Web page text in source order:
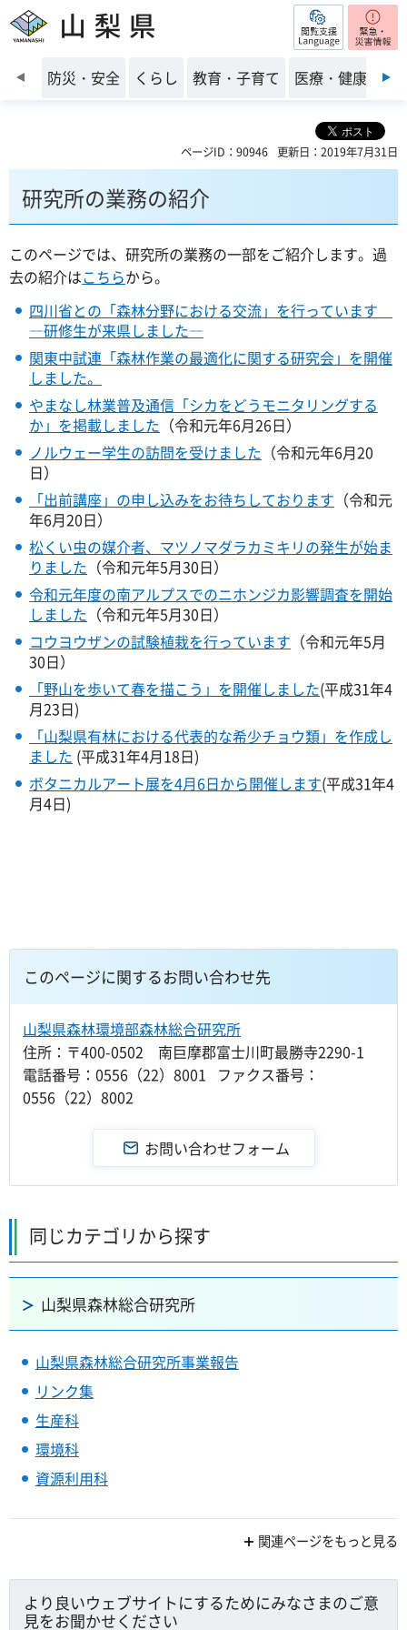
山梨県 閲覧支援
前のスライドを表示
防災・安全 くらし 教育・子育て 医療・健康・福
ページID：90946 更新日：2019年7月31日
研究所の業務の紹介
このページでは、研究所の業務の一部をご紹介します。過
去の紹介はこちらから。
四川省との「森林分野における交流」を行っています
―研修生が来県しました―
関東中試連「森林作業の最適化に関する研究会」を開催
しました。
やまなし林業普及通信「シカをどうモニタリングする
か」を掲載しました （令和元年6月26日）
ノルウェー学生の訪問を受けました （令和元年6月20
日）
「出前講座」の申し込みをお待ちしております （令和元
年6月20日）
松くい虫の媒介者、マツノマダラカミキリの発生が始ま
りました （令和元年5月30日）
令和元年度の南アルプスでのニホンジカ影響調査を開始
しました （令和元年5月30日）
コウヨウザンの試験植栽を行っています （令和元年5月
30日）
「野山を歩いて春を描こう」を開催しました(平成31年4
月23日)
「山梨県有林における代表的な希少チョウ類」を作成し
ました (平成31年4月18日)
ボタニカルアート展を4月6日から開催します(平成31年4
月4日)
このページに関するお問い合わせ先
山梨県森林環境部森林総合研究所
住所：〒400-0502 南巨摩郡富士川町最勝寺2290-1
電話番号：0556（22）8001 ファクス番号：
0556（22）8002
同じカテゴリから探す
山梨県森林総合研究所
山梨県森林総合研究所事業報告
リンク集
生産科
環境科
資源利用科
関連ページをもっと見る
より良いウェブサイトにするためにみなさまのご意
見をお聞かせください